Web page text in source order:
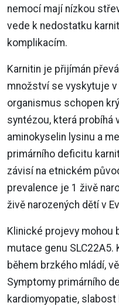
nemocí mají nízkou
vede k nedostatku
komplikacím.
Karnitin je přijímán
množství se vyskytuje
organismus schopen
syntézou, která probíhá
aminokyselin lysinu a
primárního deficitu
závisí na etnickém
prevalence je 1 živě
živě narozených dětí v
Klinické projevy mohou
mutace genu
během brzkého mládí,
Symptomy primárního
kardiomyopatie,